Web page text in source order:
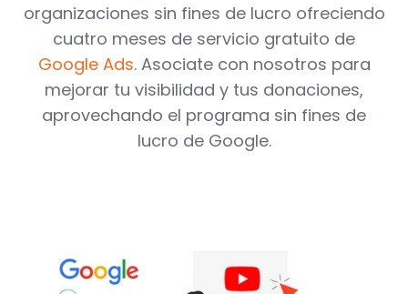
organizaciones sin fines de lucro ofreciendo
cuatro meses de servicio gratuito de
Google Ads. Asociate con nosotros para
mejorar tu visibilidad y tus donaciones,
aprovechando el programa sin fines de
lucro de Google.